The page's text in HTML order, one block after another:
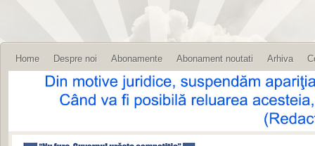
Home Despre noi Abonamente Abonament noutati Arhiva